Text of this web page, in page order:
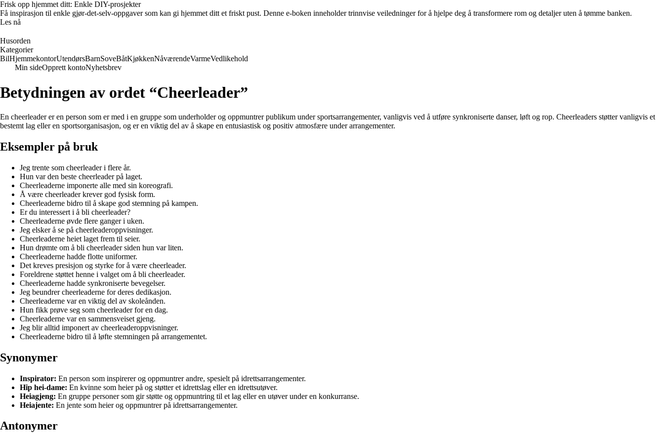
Frisk opp hjemmet ditt: Enkle DIY-prosjekter
Få inspirasjon til enkle gjør-det-selv-oppgaver som kan gi hjemmet ditt et friskt pust. Denne e-boken inneholder trinnvise veiledninger for å hjelpe deg å transformere rom og detaljer uten å tømme banken.
Les nå
Husorden
Kategorier
BilHjemmekontorUtendørsBarnSoveBåtKjøkkenNåværendeVarmeVedlikehold
Min sideOpprett kontoNyhetsbrev
Betydningen av ordet “Cheerleader”
En cheerleader er en person som er med i en gruppe som underholder og oppmuntrer publikum under sportsarrangementer, vanligvis ved å utføre synkroniserte danser, løft og rop. Cheerleaders støtter vanligvis et
bestemt lag eller en sportsorganisasjon, og er en viktig del av å skape en entusiastisk og positiv atmosfære under arrangementer.
Eksempler på bruk
Jeg trente som cheerleader i flere år.
Hun var den beste cheerleader på laget.
Cheerleaderne imponerte alle med sin koreografi.
Å være cheerleader krever god fysisk form.
Cheerleaderne bidro til å skape god stemning på kampen.
Er du interessert i å bli cheerleader?
Cheerleaderne øvde flere ganger i uken.
Jeg elsker å se på cheerleaderoppvisninger.
Cheerleaderne heiet laget frem til seier.
Hun drømte om å bli cheerleader siden hun var liten.
Cheerleaderne hadde flotte uniformer.
Det kreves presisjon og styrke for å være cheerleader.
Foreldrene støttet henne i valget om å bli cheerleader.
Cheerleaderne hadde synkroniserte bevegelser.
Jeg beundrer cheerleaderne for deres dedikasjon.
Cheerleaderne var en viktig del av skoleånden.
Hun fikk prøve seg som cheerleader for en dag.
Cheerleaderne var en sammensveiset gjeng.
Jeg blir alltid imponert av cheerleaderoppvisninger.
Cheerleaderne bidro til å løfte stemningen på arrangementet.
Synonymer
Inspirator: En person som inspirerer og oppmuntrer andre, spesielt på idrettsarrangementer.
Hip hei-dame: En kvinne som heier på og støtter et idrettslag eller en idrettsutøver.
Heiagjeng: En gruppe personer som gir støtte og oppmuntring til et lag eller en utøver under en konkurranse.
Heiajente: En jente som heier og oppmuntrer på idrettsarrangementer.
Antonymer